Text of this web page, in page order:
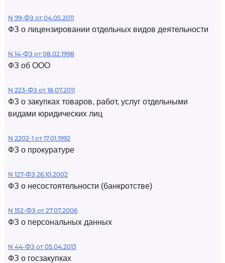
N 99-ФЗ от 04.05.2011
ФЗ о лицензировании отдельных видов деятельности
N 14-ФЗ от 08.02.1998
ФЗ об ООО
N 223-ФЗ от 18.07.2011
ФЗ о закупках товаров, работ, услуг отдельными
видами юридических лиц
N 2202-1 от 17.01.1992
ФЗ о прокуратуре
N 127-ФЗ 26.10.2002
ФЗ о несостоятельности (банкротстве)
N 152-ФЗ от 27.07.2006
ФЗ о персональных данных
N 44-ФЗ от 05.04.2013
ФЗ о госзакупках